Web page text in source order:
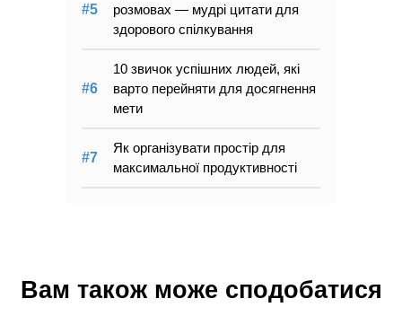
розмовах — мудрі цитати для
здорового спілкування
10 звичок успішних людей, які
варто перейняти для досягнення
мети
Як організувати простір для
максимальної продуктивності
Вам також може сподобатися